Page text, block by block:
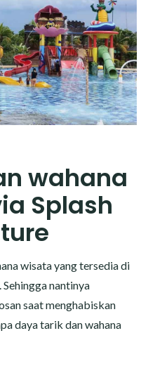
wahana
Splash
wisata yang tersedia di
nantinya
saat menghabiskan
daya tarik dan wahana